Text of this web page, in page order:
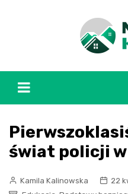
świat policji
Kamila Kalinowska
22